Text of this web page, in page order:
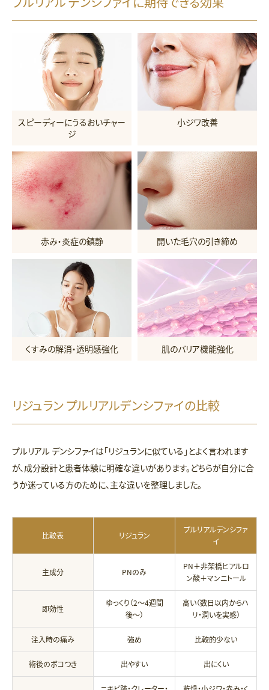
スピーディーにうるおいチャー
ジ
小ジワ改善
赤み・炎症の鎮静 開いた毛穴の引き締め
くすみの解消・透明感強化 肌のバリア機能強化
リジュラン プルリアルデンシファイの比較
プルリアル デンシファイは「リジュランに似ている」とよく言われます
が、成分設計と患者体験に明確な違いがあります。どちらが自分に合
うか迷っている方のために、主な違いを整理しました。
比較表 リジュラン
プルリアルデンシファ
イ
主成分 PNのみ
PN＋非架橋ヒアルロ
ン酸＋マンニトール
即効性
ゆっくり（2〜4週間
後〜）
高い（数日以内からハ
リ・潤いを実感）
注入時の痛み 強め 比較的少ない
術後のボコつき 出やすい 出にくい